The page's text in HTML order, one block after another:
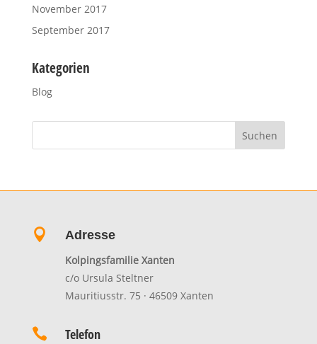
November 2017
September 2017
Kategorien
Blog
 Adresse
Kolpingsfamilie Xanten
c/o Ursula Steltner
Mauritiusstr. 75 · 46509 Xanten
 Telefon